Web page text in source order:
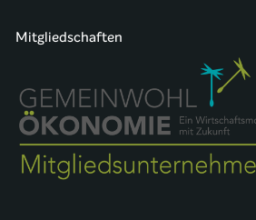
Mitgliedschaften